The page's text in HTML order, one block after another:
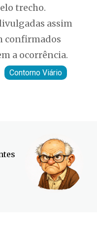
trecho.
assim
confirmados
a ocorrência.
Contorno Viário